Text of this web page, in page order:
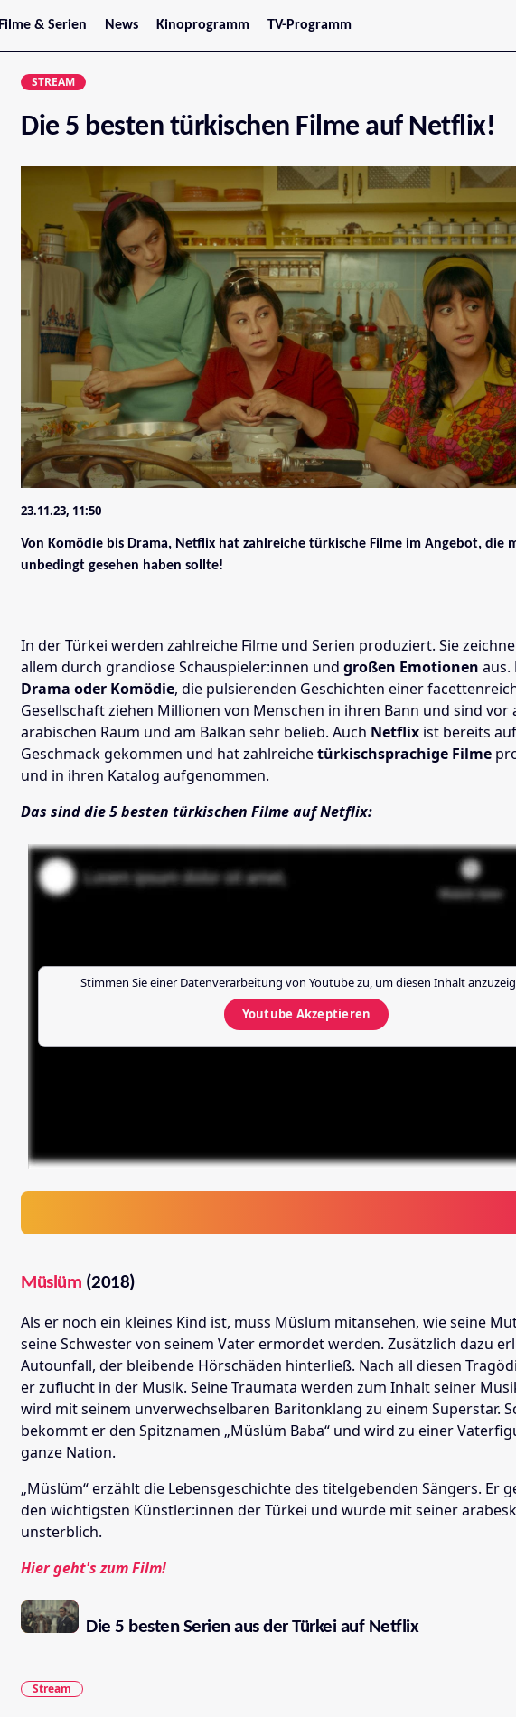
Filme & Serien
Trailer
Filmarchiv
News
Stars
Kinoprogramm
Jetzt im Kino
Oberösterreich
Steiermark
Salzburg
Tirol
Vorarlberg
TV-Programm
STREAM
Die 5 besten türkischen Filme auf Netflix!
23.11.23, 11:50
Von Komödie bis Drama, Netflix hat zahlreiche türkische Filme im Angebot, die
unbedingt gesehen haben sollte!
In der Türkei werden zahlreiche Filme und Serien produziert. Sie
allem durch grandiose Schauspieler:innen und großen Emotionen aus.
Drama oder Komödie, die pulsierenden Geschichten einer
Gesellschaft ziehen Millionen von Menschen in ihren Bann und sind vor
arabischen Raum und am Balkan sehr belieb. Auch Netflix ist bereits
Geschmack gekommen und hat zahlreichetürkischsprachige Filme
und in ihren Katalog aufgenommen.
Das sind die 5 besten türkischen Filme auf Netflix:
Stimmen Sie einer Datenverarbeitung von Youtubezu, um diesen Inhalt
Youtube Akzeptieren
Müslüm (2018)
Als er noch ein kleines Kind ist, muss Müslum mitansehen, wie seine
seine Schwester von seinem Vater ermordet werden. Zusätzlich dazu
Autounfall, der bleibende Hörschäden hinterließ. Nach all diesen
er zuflucht in der Musik. Seine Traumata werden zum Inhalt seiner
wird mit seinem unverwechselbaren Baritonklang zu einem Superstar.
bekommt er den Spitznamen „Müslüm Baba“ und wird zu einer
ganze Nation.
„Müslüm“ erzählt die Lebensgeschichte des titelgebenden Sängers. Er
den wichtigsten Künstler:innen der Türkei und wurde mit seiner
unsterblich.
Hier geht's zum Film!
Die 5 besten Serien aus der Türkei auf Netflix
Stream